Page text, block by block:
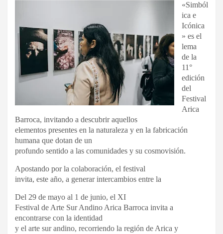
«Simból
ica e
Icónica
» es el
lema
de la
11°
edición
del
Festival
Arica
Barroca, invitando a descubrir aquellos
elementos presentes en la naturaleza y en la fabricación
humana que dotan de un
profundo sentido a las comunidades y su cosmovisión.
Apostando por la colaboración, el festival
invita, este año, a generar intercambios entre la
Del 29 de mayo al 1 de junio, el XI
Festival de Arte Sur Andino Arica Barroca invita a
encontrarse con la identidad
y el arte sur andino, recorriendo la región de Arica y